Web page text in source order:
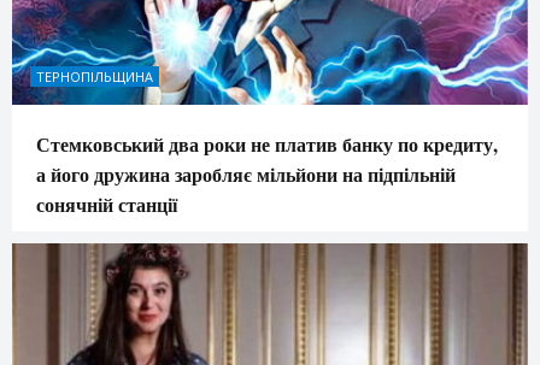
ТЕРНОПІЛЬЩИНА
Стемковський два роки не платив банку по кредиту,
а його дружина заробляє мільйони на підпільній
сонячній станції